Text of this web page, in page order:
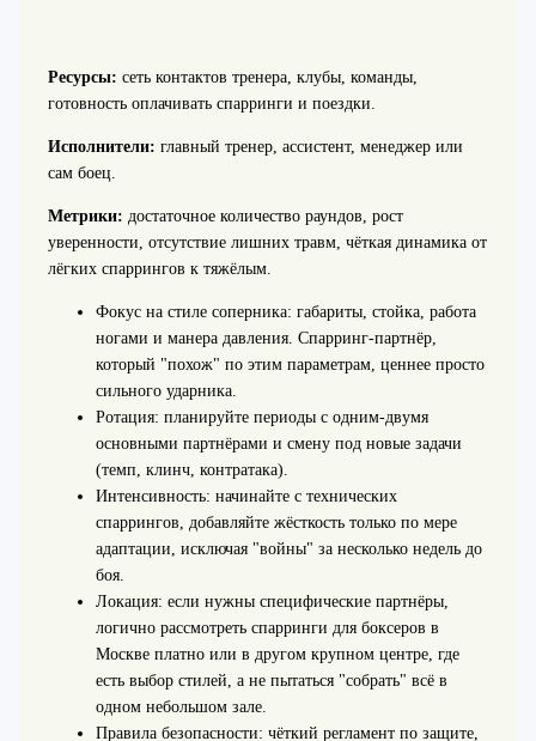
Ресурсы: сеть контактов тренера, клубы, команды,
готовность оплачивать спарринги и поездки.
Исполнители: главный тренер, ассистент, менеджер или
сам боец.
Метрики: достаточное количество раундов, рост
уверенности, отсутствие лишних травм, чёткая динамика от
лёгких спаррингов к тяжёлым.
Фокус на стиле соперника: габариты, стойка, работа
ногами и манера давления. Спарринг-партнёр,
который "похож" по этим параметрам, ценнее просто
сильного ударника.
Ротация: планируйте периоды с одним-двумя
основными партнёрами и смену под новые задачи
(темп, клинч, контратака).
Интенсивность: начинайте с технических
спаррингов, добавляйте жёсткость только по мере
адаптации, исключая "войны" за несколько недель до
боя.
Локация: если нужны специфические партнёры,
логично рассмотреть спарринги для боксеров в
Москве платно или в другом крупном центре, где
есть выбор стилей, а не пытаться "собрать" всё в
одном небольшом зале.
Правила безопасности: чёткий регламент по защите,